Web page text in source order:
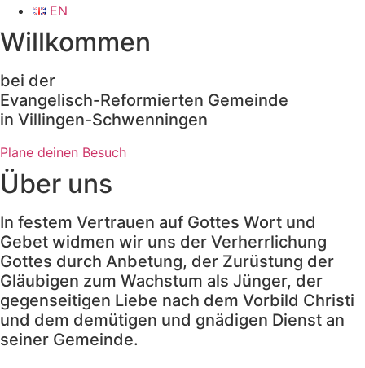
EN
Willkommen
bei der
Evangelisch-Reformierten Gemeinde
in Villingen-Schwenningen
Plane deinen Besuch
Über uns
In festem Vertrauen auf Gottes Wort und
Gebet widmen wir uns der Verherrlichung
Gottes durch Anbetung, der Zurüstung der
Gläubigen zum Wachstum als Jünger, der
gegenseitigen Liebe nach dem Vorbild Christi
und dem demütigen und gnädigen Dienst an
seiner Gemeinde.